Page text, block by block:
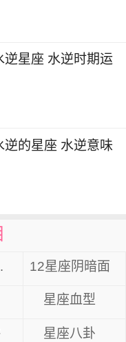
逆星座 水逆时期运
逆的星座 水逆意味
合 12星座阴暗面
星座血型
星座八卦